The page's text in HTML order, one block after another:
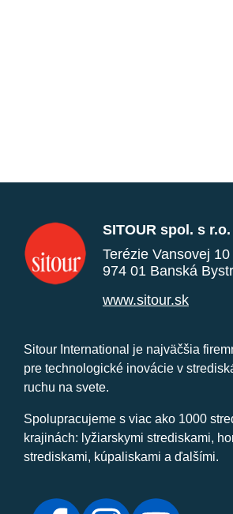
SITOUR spol. s r.o.
Terézie Vansovej 10
974 01 Banská
www.sitour.sk
Sitour International je najväčšia
pre technologické inovácie v
ruchu na svete.
Spolupracujeme s viac ako 1000
krajinách: lyžiarskymi strediskami,
strediskami, kúpaliskami a ďalšími.